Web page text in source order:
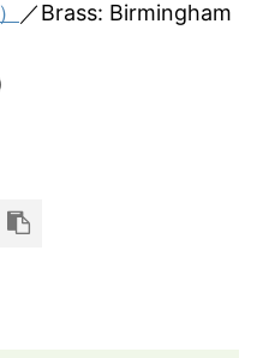
／Brass: Birmingham